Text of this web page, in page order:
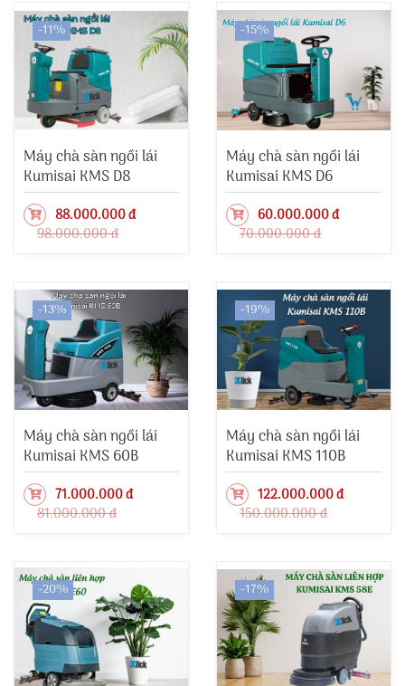
-11%
Máy chà sàn ngồi lái
Kumisai KMS D8
88.000.000 đ
98.000.000 đ
-15%
Máy chà sàn ngồi lái
Kumisai KMS D6
60.000.000 đ
70.000.000 đ
-13%
Máy chà sàn ngồi lái
Kumisai KMS 60B
71.000.000 đ
81.000.000 đ
-19%
Máy chà sàn ngồi lái
Kumisai KMS 110B
122.000.000 đ
150.000.000 đ
-20% -17%